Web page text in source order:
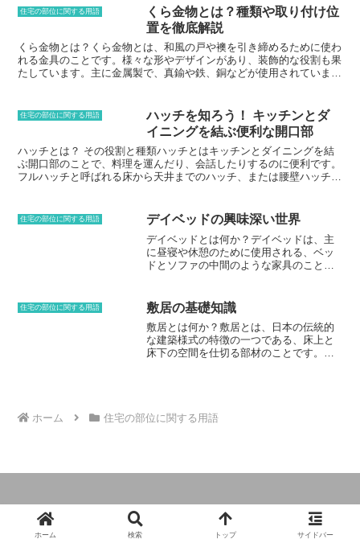
きます。この自然との調和は、茶道の精神である「一期一会」を体現
しており、茶室を訪れた人々に安らぎと癒しを与えてくれます。数奇
屋造りは、茶室の建築様式として発展しましたが、現在では住宅や店
舗など、さまざまな建築物に取り入れられています。数奇屋造りの建
物は、簡素で自然との調和を重視した造りが特徴で、日本の美意識を
感じさせる空間を作り出すことができます。
線、またはそれらの組み合わせで構成さ
れます。直線で構成された面は平面と呼
ばれ、曲線で構成された面は曲面と呼ば
れます。また、直線と曲線の組み合わせ
で構成された面は、曲面と呼ばれたり、
複合曲面と呼ばれたりします。面は、物
体の面は円形です。また、面は、物体の
表面を特徴づける性質、例えば、色や質
感、模様などを表すのにも用いられま
す。例えば、木の表面は茶色で、ざらざ
らとした質感を持っています。また、花
びらの表面は赤色で、なめらかな質感を
住宅の部位に関する用語
くら金物とは？種類や取り付け位
置を徹底解説
くら金物とは？くら金物とは、和風の戸や襖を引き締めるために使わ
れる金具のことです。様々な形やデザインがあり、装飾的な役割も果
たしています。主に金属製で、真鍮や鉄、銅などが使用されていま
形状をしています。両手引手 両手で引き締めるタイプのくら金物で
す。片手引手よりも安定感があり、重い戸や襖に使用されます。小判
引手 小判のような形のくら金物です。片手引手や両手引手よりも装
飾性が強く、主に戸の両脇に取り付けられます。取り付け位置くら金
物の取り付け位置は、戸や襖の大きさやデザインによって異なりま
す。一般的な取り付け位置は、戸や襖の中心から少し上部です。戸や
ける。2. くら金物を穴に差し込み、ビスで固定する。3. くら金物の
キャップを被せる。取り付けの際には、戸や襖がしっかり固定されて
いることを確認してください。また、ビスを締めすぎると、戸や襖が
破損する可能性があるので注意が必要です。お手入れ方法くら金物
は、定期的に掃除をして汚れを落とすようにしましょう。汚れを落と
住宅の部位に関する用語
ハッチを知ろう！ キッチンとダ
イニングを結ぶ便利な開口部
ハッチとは？ その役割と種類ハッチとはキッチンとダイニングを結
ぶ開口部のことで、料理を運んだり、会話したりするのに便利です。
フルハッチと呼ばれる床から天井までのハッチ、または腰壁ハッチと
味料を置くことで作業の効率化を図ることもできます。また、ハッチ
の周りを装飾することで、キッチンのインテリアをよりおしゃれにす
ることができます。ハッチには、いくつかの役割があります。まず、
キッチンとダイニングを隔てる壁をなくすことで、空間を広く見せる
ことができます。また、料理や食器を運ぶための通路としても機能
や友人の交流を深めることができます。
住宅の部位に関する用語 デイベッドの興味深い世界
デイベッドとは何か？デイベッドは、主
に昼寝や休憩のために使用される、ベッ
ドとソファの中間のような家具のことで
ベッドはリビングルーム、寝室、または
屋外など、さまざまな場所に設置するこ
とができ、昼寝や読書、テレビ鑑賞など
のリラックススペースとして使用するこ
とができます。デイベッドの起源は古
た。その後、デイベッドはヨーロッパや
うになり、現在では世界中で親しまれて
き出しや収納スペースが備わったもの
や、ソファベッドのように折りたたみ式
のものもあります。また、デイベッド
住宅の部位に関する用語 敷居の基礎知識
敷居とは何か？敷居とは、日本の伝統的
な建築様式の特徴の一つである、床上と
床下の空間を仕切る部材のことです。通
は部屋の間仕切りとしても使用される場
ホーム 住宅の部位に関する用語
© 2024 住まい作りとリフォームに役立つ知識.
ホーム 検索 トップ サイドバー